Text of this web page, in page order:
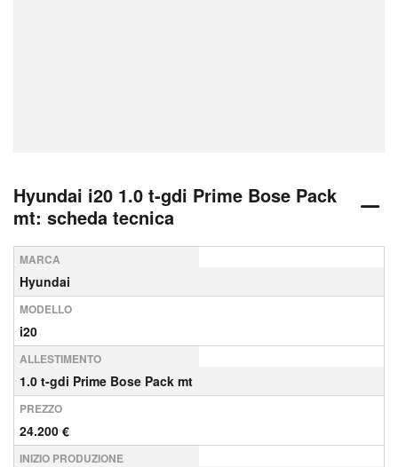
Hyundai i20 1.0 t-gdi Prime Bose Pack
mt: scheda tecnica
MARCA
Hyundai
MODELLO
i20
ALLESTIMENTO
1.0 t-gdi Prime Bose Pack mt
PREZZO
24.200 €
INIZIO PRODUZIONE